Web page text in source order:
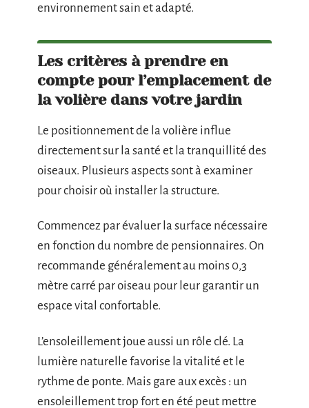
environnement sain et adapté.
Les critères à prendre en
compte pour l’emplacement de
la volière dans votre jardin
Le positionnement de la volière influe
directement sur la santé et la tranquillité des
oiseaux. Plusieurs aspects sont à examiner
pour choisir où installer la structure.
Commencez par évaluer la surface nécessaire
en fonction du nombre de pensionnaires. On
recommande généralement au moins 0,3
mètre carré par oiseau pour leur garantir un
espace vital confortable.
L’ensoleillement joue aussi un rôle clé. La
lumière naturelle favorise la vitalité et le
rythme de ponte. Mais gare aux excès : un
ensoleillement trop fort en été peut mettre